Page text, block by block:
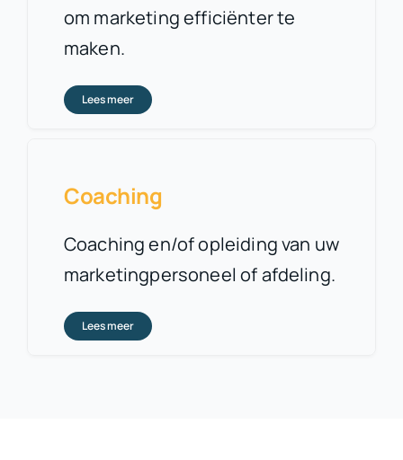
om marketing efficiënter te
maken.
Lees meer
Coaching
Coaching en/of opleiding van uw
marketingpersoneel of afdeling.
Lees meer